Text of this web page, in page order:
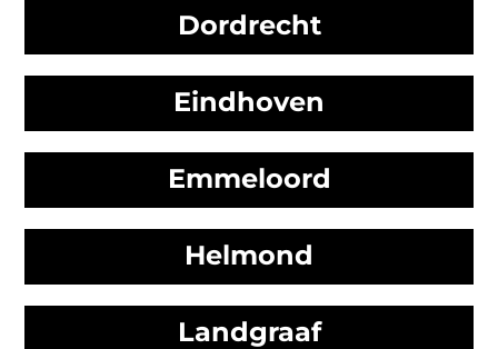
Dordrecht
Eindhoven
Emmeloord
Helmond
Landgraaf